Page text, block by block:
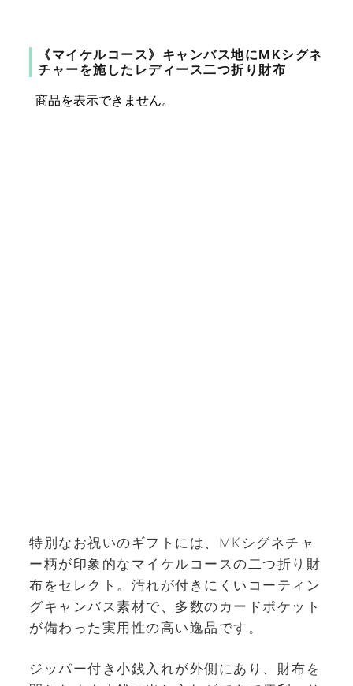
《マイケルコース》キャンバス地にMKシグネ
チャーを施したレディース二つ折り財布
特別なお祝いのギフトには、MKシグネチャ
ー柄が印象的なマイケルコースの二つ折り財
布をセレクト。汚れが付きにくいコーティン
グキャンバス素材で、多数のカードポケット
が備わった実用性の高い逸品です。
ジッパー付き小銭入れが外側にあり、財布を